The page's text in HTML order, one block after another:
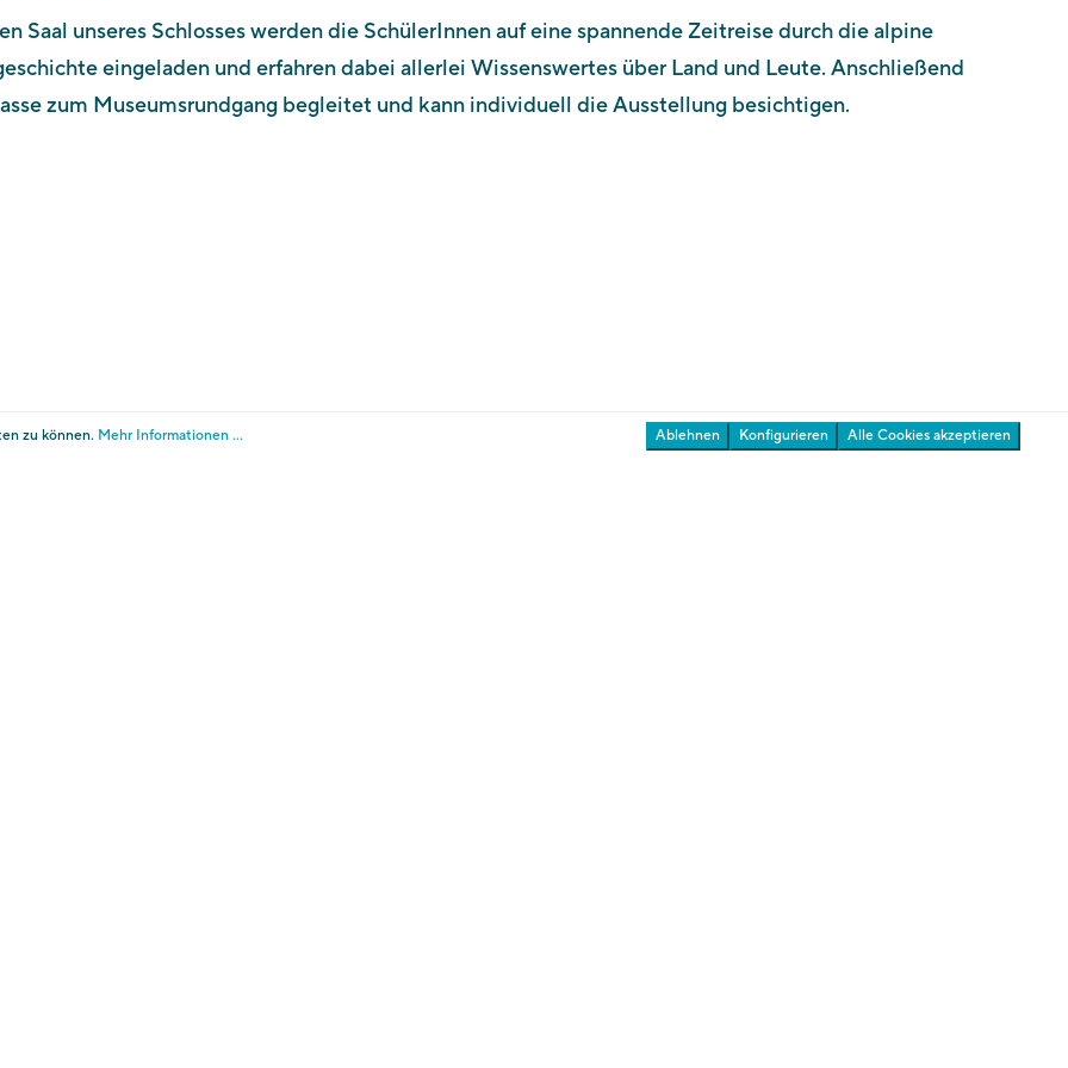
Saal unseres Schlosses werden die SchülerInnen auf eine spannende Zeitreise durch die alpine
eingeladen und erfahren dabei allerlei Wissenswertes über Land und Leute. Anschließend
zum Museumsrundgang begleitet und kann individuell die Ausstellung besichtigen.
St-Valentin-Str. 51A
I - 39012 Meran
Tel. +39 0473 255 655
Kontakt
Newsletter
Auszeichnungen
PagoPA an.
zu können. Mehr Informationen ... Ablehnen Konfigurieren Alle Cookies akzeptieren